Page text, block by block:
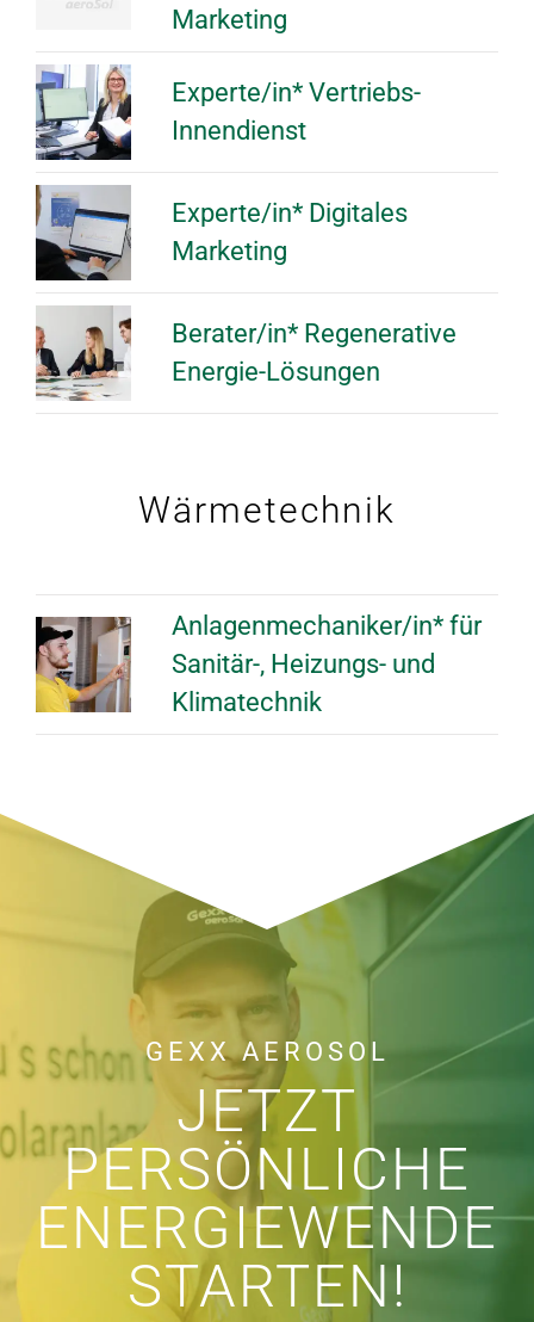
Marketing
Experte/in* Vertriebs-
Innendienst
Experte/in* Digitales
Marketing
Berater/in* Regenerative
Energie-Lösungen
Wärmetechnik
Anlagenmechaniker/in* für
Sanitär-, Heizungs- und
Klimatechnik
GEXX AEROSOL
JETZT
PERSÖNLICHE
ENERGIEWENDE
STARTEN!